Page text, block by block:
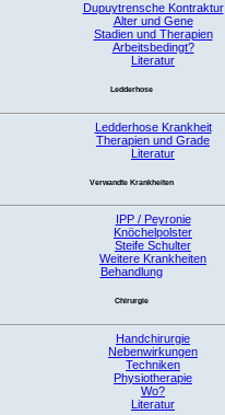
Dupuytrensche Kontraktur
Alter und Gene
Stadien und Therapien
Arbeitsbedingt?
Literatur
Ledderhose
Ledderhose Krankheit
Therapien und Grade
Literatur
Verwandte Krankheiten
IPP / Peyronie
Knöchelpolster
Steife Schulter
Weitere Krankheiten
Behandlung
Chirurgie
Handchirurgie
Nebenwirkungen
Techniken
Physiotherapie
Wo?
Literatur